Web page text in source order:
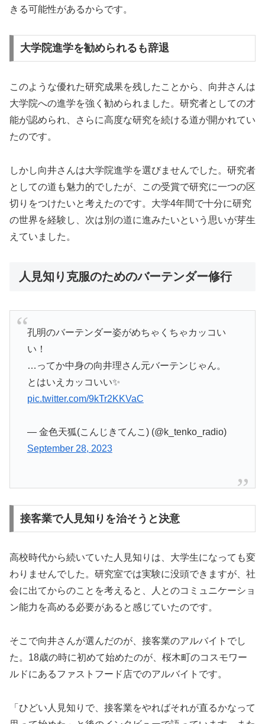
きる可能性があるからです。
大学院進学を勧められるも辞退
このような優れた研究成果を残したことから、向井さんは
大学院への進学を強く勧められました。研究者としての才
能が認められ、さらに高度な研究を続ける道が開かれてい
たのです。
しかし向井さんは大学院進学を選びませんでした。研究者
としての道も魅力的でしたが、この受賞で研究に一つの区
切りをつけたいと考えたのです。大学4年間で十分に研究
の世界を経験し、次は別の道に進みたいという思いが芽生
えていました。
人見知り克服のためのバーテンダー修行
孔明のバーテンダー姿がめちゃくちゃカッコい
い！
…ってか中身の向井理さん元バーテンじゃん。
とはいえカッコいい✨
pic.twitter.com/9kTr2KKVaC
— 金色天狐(こんじきてんこ) (@k_tenko_radio)
September 28, 2023
接客業で人見知りを治そうと決意
高校時代から続いていた人見知りは、大学生になっても変
わりませんでした。研究室では実験に没頭できますが、社
会に出てからのことを考えると、人とのコミュニケーショ
ン能力を高める必要があると感じていたのです。
そこで向井さんが選んだのが、接客業のアルバイトでし
た。18歳の時に初めて始めたのが、桜木町のコスモワー
ルドにあるファストフード店でのアルバイトです。
「ひどい人見知りで、接客業をやればそれが直るかなって